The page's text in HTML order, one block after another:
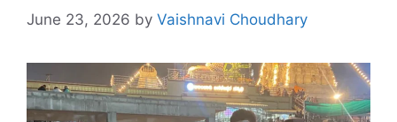
June 23, 2026 by Vaishnavi Choudhary